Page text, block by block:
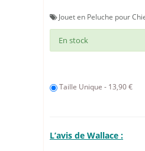
Jouet en Peluche pour
En stock
Taille Unique - 13,90 €
L’avis de Wallace :